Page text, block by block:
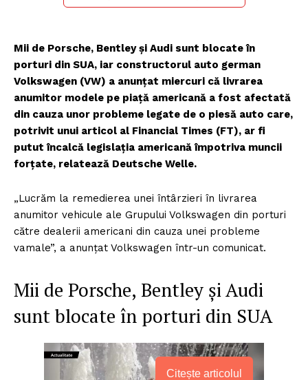
Mii de Porsche, Bentley și Audi sunt blocate în
porturi din SUA, iar constructorul auto german
Volkswagen (VW) a anunțat miercuri că livrarea
anumitor modele pe piață americană a fost afectată
din cauza unor probleme legate de o piesă auto care,
potrivit unui articol al Financial Times (FT), ar fi
putut încalcă legislația americană împotriva muncii
forțate, relatează Deutsche Welle.
„Lucrăm la remedierea unei întârzieri în livrarea
anumitor vehicule ale Grupului Volkswagen din porturi
către dealerii americani din cauza unei probleme
vamale”, a anunțat Volkswagen într-un comunicat.
Mii de Porsche, Bentley și Audi
sunt blocate în porturi din SUA
Citește articolul